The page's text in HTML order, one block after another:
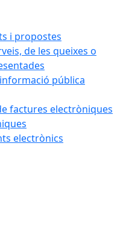
i propostes
de les queixes o
informació pública
factures electròniques
electrònics